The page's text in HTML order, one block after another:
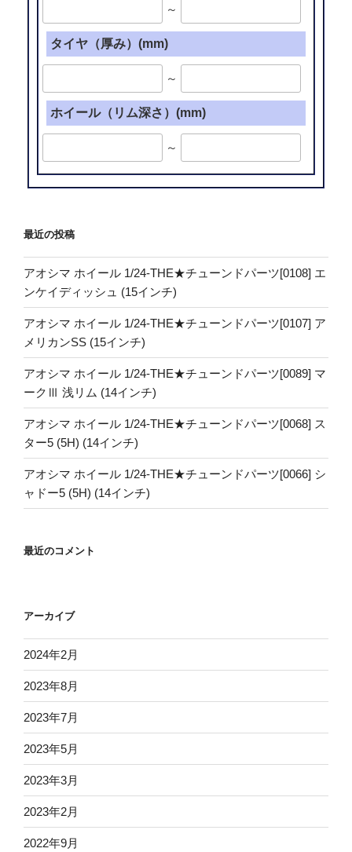
～
タイヤ（厚み）(mm)
～
ホイール（リム深さ）(mm)
～
最近の投稿
アオシマ ホイール 1/24-THE★チューンドパーツ[0108] エ
ンケイディッシュ (15インチ)
アオシマ ホイール 1/24-THE★チューンドパーツ[0107] ア
メリカンSS (15インチ)
アオシマ ホイール 1/24-THE★チューンドパーツ[0089] マ
ークⅢ 浅リム (14インチ)
アオシマ ホイール 1/24-THE★チューンドパーツ[0068] ス
ター5 (5H) (14インチ)
アオシマ ホイール 1/24-THE★チューンドパーツ[0066] シ
ャドー5 (5H) (14インチ)
最近のコメント
アーカイブ
2024年2月
2023年8月
2023年7月
2023年5月
2023年3月
2023年2月
2022年9月